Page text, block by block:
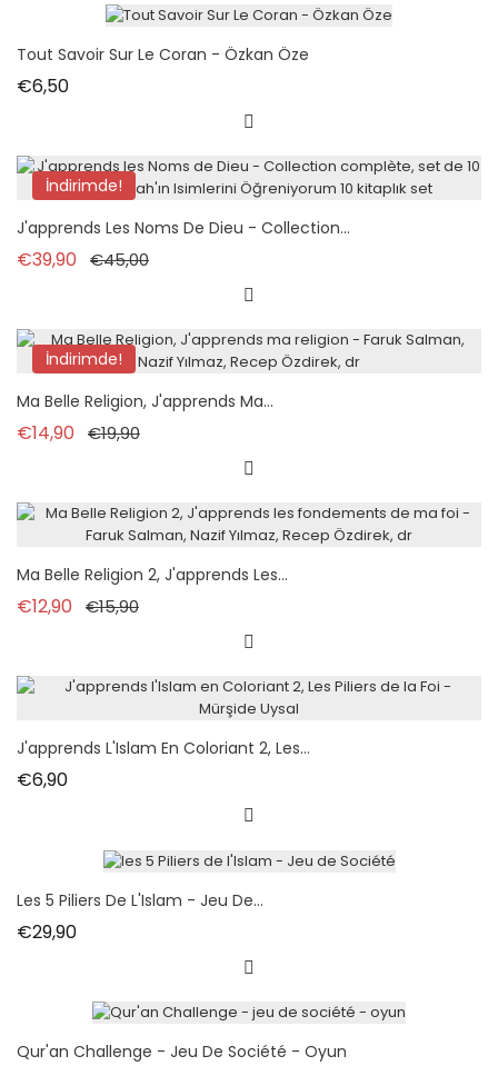
Tout Savoir Sur Le Coran - Özkan Öze
€6,50Fiyat
İndirimde!
J'apprends Les Noms De Dieu - Collection...
€39,90 Normal fiyat
€45,00Fiyat
İndirimde!
Ma Belle Religion, J'apprends Ma...
€14,90 Normal fiyat
€19,90Fiyat
Ma Belle Religion 2, J'apprends Les...
€12,90 Normal fiyat
€15,90Fiyat
J'apprends L'Islam En Coloriant 2, Les...
€6,90Fiyat
Les 5 Piliers De L'Islam - Jeu De...
€29,90Fiyat
Qur'an Challenge - Jeu De Société - Oyun